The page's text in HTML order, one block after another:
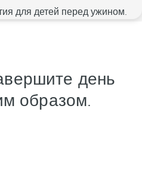
для детей перед ужином.
день
образом.